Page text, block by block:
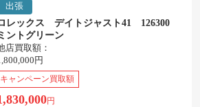
出張
レックス デイトジャスト41 126300
ントグリーン
店買取額：
円
キャンペーン買取額
円